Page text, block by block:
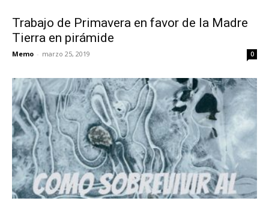
Trabajo de Primavera en favor de la Madre
Tierra en pirámide
Memo - marzo 25, 2019 0